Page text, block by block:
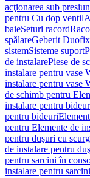
acţionarea sub
pentru Cu dop ventil
baieSeturi racord
spălareGeberit Duofix
sistemSisteme suport
de instalarePiese de
instalare pentru vase
instalare pentru vase
de schimb pentru
instalare pentru
pentru bideuri
pentru Elemente de
pentru duşuri cu
de instalare pentru
pentru sarcini în
instalare pentru